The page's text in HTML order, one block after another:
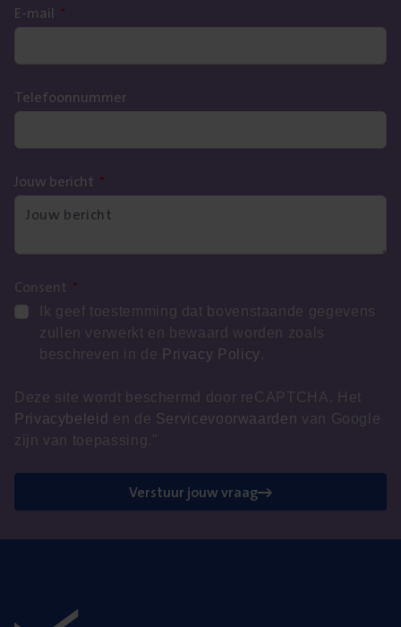
E-mail *
Telefoonnummer
Jouw bericht *
Consent *
Ik geef toestemming dat bovenstaande gegevens
zullen verwerkt en bewaard worden zoals
beschreven in de Privacy Policy.
Deze site wordt beschermd door reCAPTCHA. Het
Privacybeleid en de Servicevoorwaarden van Google
zijn van toepassing."
Verstuur jouw vraag